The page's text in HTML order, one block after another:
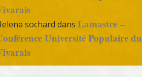
sochard dansLamastre –
Université Populaire du